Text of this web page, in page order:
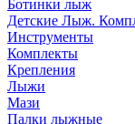
Ботинки лыж
Детские Лыж.
Инструменты
Комплекты
Крепления
Лыжи
Мази
Палки лыжные